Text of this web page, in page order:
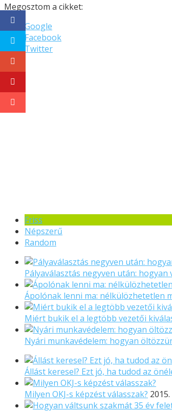
Megosztom a cikket:
Google
Facebook
Twitter
Friss
Népszerű
Random
Pályaválasztás negyven után:
Ápolónak lenni ma: nélkülözhetetlen
Miért bukik el a legtöbb vezetői
Nyári munkavédelem: hogyan
Állást keresel? Ezt jó, ha tudod az
Milyen OKJ-s képzést válasszak? 2015.